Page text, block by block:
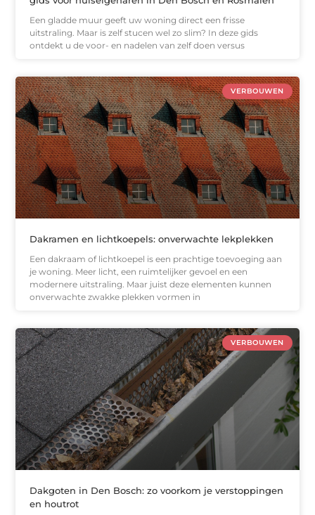
Een gladde muur geeft uw woning direct een frisse
uitstraling. Maar is zelf stucen wel zo slim? In deze gids
ontdekt u de voor- en nadelen van zelf doen versus
VERBOUWEN
Dakramen en lichtkoepels: onverwachte lekplekken
Een dakraam of lichtkoepel is een prachtige toevoeging aan
je woning. Meer licht, een ruimtelijker gevoel en een
modernere uitstraling. Maar juist deze elementen kunnen
onverwachte zwakke plekken vormen in
VERBOUWEN
Dakgoten in Den Bosch: zo voorkom je verstoppingen
en houtrot